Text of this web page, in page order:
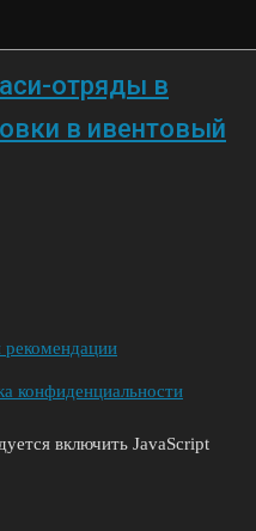
отряды в
в ивентовый
рекомендации
конфиденциальности
включить JavaScript